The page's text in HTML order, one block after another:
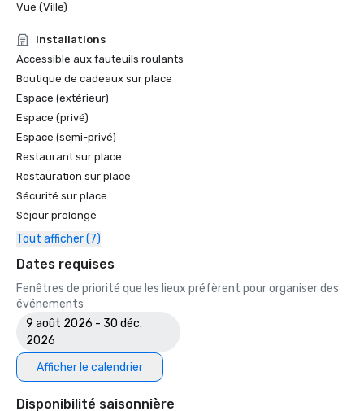
Vue (Ville)
Installations
Accessible aux fauteuils roulants
Boutique de cadeaux sur place
Espace (extérieur)
Espace (privé)
Espace (semi-privé)
Restaurant sur place
Restauration sur place
Sécurité sur place
Séjour prolongé
Tout afficher (7)
Dates requises
Fenêtres de priorité que les lieux préfèrent pour organiser des
événements
9 août 2026 - 30 déc.
2026
Afficher le calendrier
Disponibilité saisonnière